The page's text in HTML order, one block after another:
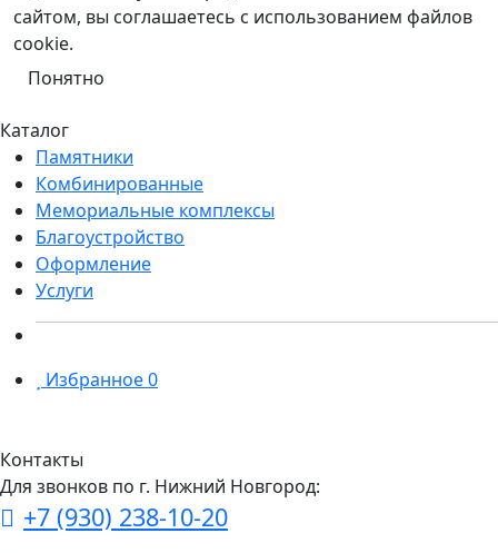
сайтом, вы соглашаетесь с использованием файлов
cookie.
Понятно
Каталог
Памятники
Комбинированные
Мемориальные комплексы
Благоустройство
Оформление
Услуги
Избранное0
Контакты
Для звонков по г. Нижний Новгород:
+7 (930) 238-10-20